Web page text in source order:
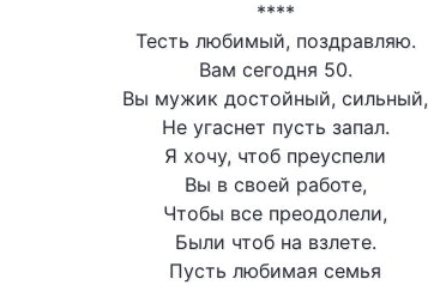
****
Тесть любимый, поздравляю.
Вам сегодня 50.
Вы мужик достойный, сильный,
Не угаснет пусть запал.
Я хочу, чтоб преуспели
Вы в своей работе,
Чтобы все преодолели,
Были чтоб на взлете.
Пусть любимая семья